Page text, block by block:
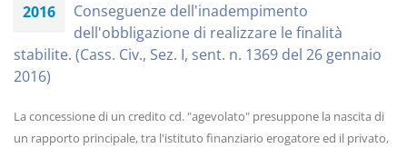
2016
Conseguenze dell'inadempimento
dell'obbligazione di realizzare le finalità
stabilite. (Cass. Civ., Sez. I, sent. n. 1369 del 26 gennaio
2016)
La concessione di un credito cd. "agevolato" presuppone la nascita di
un rapporto principale, tra l'istituto finanziario erogatore ed il privato,